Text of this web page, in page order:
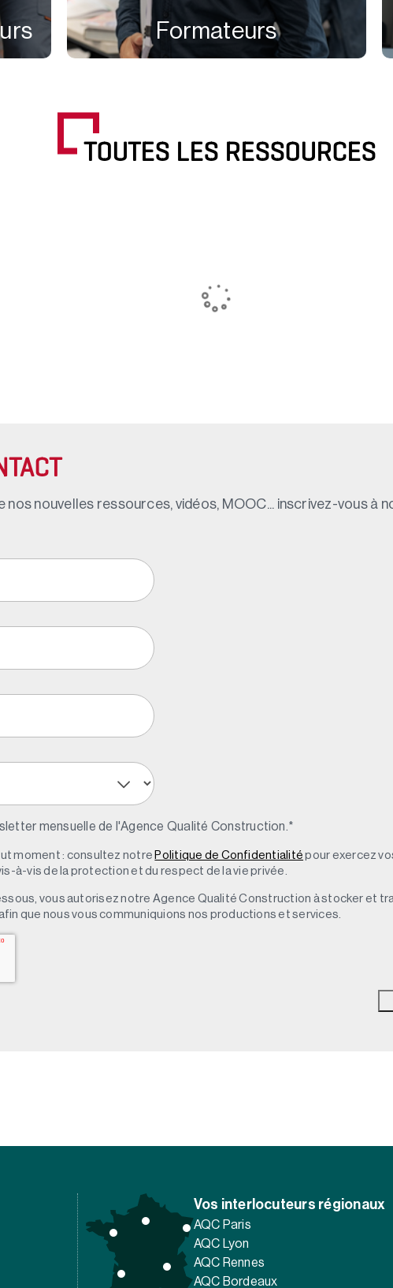
Formateurs
TOUTES LES RESSOURCES
nos nouvelles ressources, vidéos, MOOC... inscrivez-vous à
mensuelle de l'Agence Qualité Construction.*
moment : consultez notre Politique de Confidentialité pour exercez
à-vis de la protection et du respect de la vie privée.
vous autorisez notre Agence Qualité Construction à stocker et
que nous vous communiquions nos productions et services.
Vos interlocuteurs régionaux
AQC Paris
AQC Lyon
AQC Rennes
AQC Bordeaux